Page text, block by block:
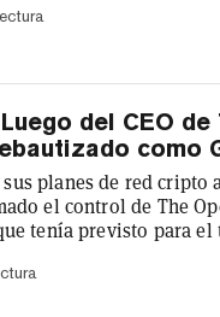
en medio de una caída
la semana a un precio
del CEO
como
planes de red cripto
el control de The
tenía previsto para el
como Gram, el nombre
antes de que el